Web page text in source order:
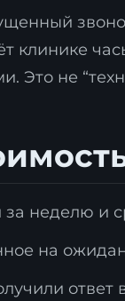
клинике
Это не
неделю и
на
ответ
на